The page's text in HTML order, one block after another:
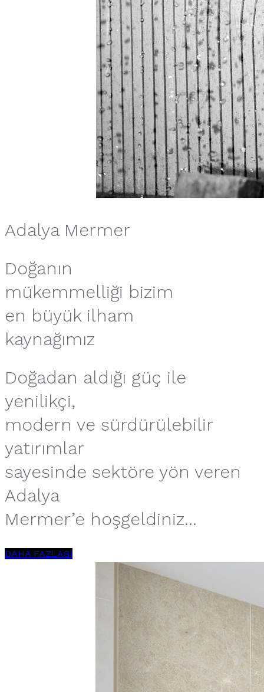
Adalya Mermer
Doğanın
mükemmelliği bizim
en büyük ilham
kaynağımız
Doğadan aldığı güç ile
yenilikçi,
modern ve sürdürülebilir
yatırımlar
sayesinde sektöre yön veren
Adalya
Mermer’e hoşgeldiniz...
DAHA FAZLASI